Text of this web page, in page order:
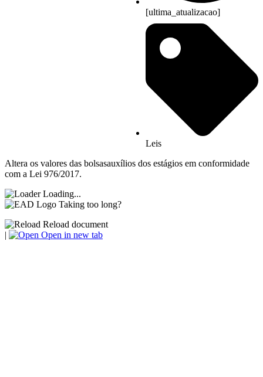
[ultima_atualizacao]
Leis
Altera os valores das bolsasauxílios dos estágios em conformidade
com a Lei 976/2017.
Loading...
Taking too long?
Reload document
|
Open in new tab